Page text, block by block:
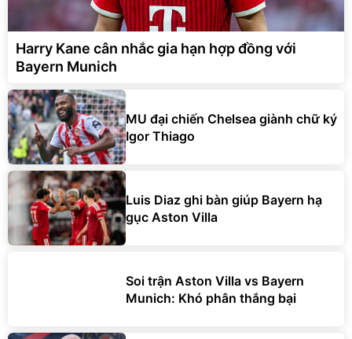
Harry Kane cân nhắc gia hạn hợp đồng với
Bayern Munich
MU đại chiến Chelsea giành chữ ký
Igor Thiago
Luis Diaz ghi bàn giúp Bayern hạ
gục Aston Villa
Soi trận Aston Villa vs Bayern
Munich: Khó phân thắng bại